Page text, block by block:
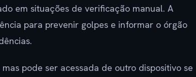
em situações de verificação manual. A
para prevenir golpes e informar o órgão
pode ser acessada de outro dispositivo se